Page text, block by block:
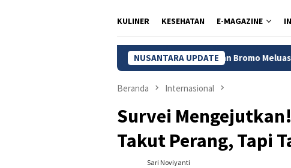
KULINER KESEHATAN E-MAGAZINE
NUSANTARA UPDATE
Kebakaran Bromo Meluas, 120 Hektare Lahan
Beranda Internasional
Survei
Takut Perang, Tapi
Sari Noviyanti